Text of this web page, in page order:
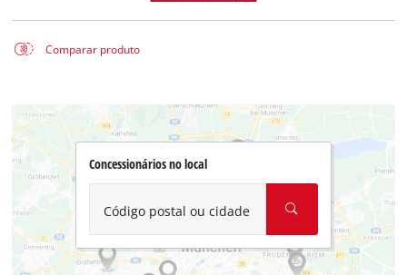
Comparar produto
Concessionários no local
Código postal ou cidade